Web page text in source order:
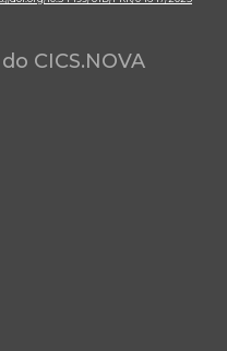
CICS.NOVA